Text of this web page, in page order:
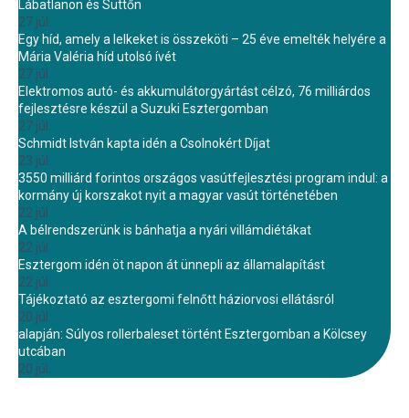
Lábatlanon és Süttőn
27 júl.
Egy híd, amely a lelkeket is összeköti – 25 éve emelték helyére a
Mária Valéria híd utolsó ívét
27 júl.
Elektromos autó- és akkumulátorgyártást célzó, 76 milliárdos
fejlesztésre készül a Suzuki Esztergomban
27 júl.
Schmidt István kapta idén a Csolnokért Díjat
23 júl.
3550 milliárd forintos országos vasútfejlesztési program indul: a
kormány új korszakot nyit a magyar vasút történetében
22 júl.
A bélrendszerünk is bánhatja a nyári villámdiétákat
22 júl.
Esztergom idén öt napon át ünnepli az államalapítást
22 júl.
Tájékoztató az esztergomi felnőtt háziorvosi ellátásról
20 júl.
alapján: Súlyos rollerbaleset történt Esztergomban a Kölcsey
utcában
20 júl.